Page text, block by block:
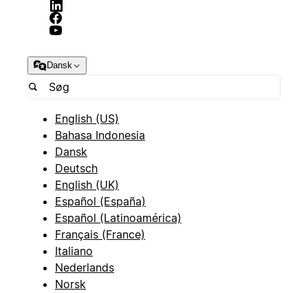
Dansk
English (US)
Bahasa Indonesia
Dansk
Deutsch
English (UK)
Español (España)
Español (Latinoamérica)
Français (France)
Italiano
Nederlands
Norsk